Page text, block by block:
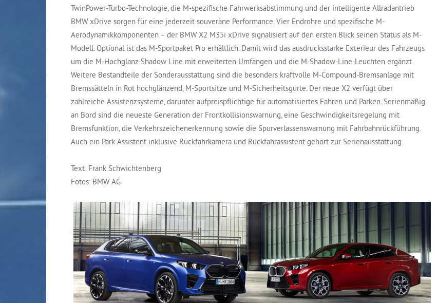
TwinPower-Turbo-Technologie, die M-spezifische Fahrwerksabstimmung und der intelligente Allradantrieb
BMW xDrive sorgen für eine jederzeit souveräne Performance. Vier Endrohre und spezifische M-
Aerodynamikkomponenten – der BMW X2 M35i xDrive signalisiert auf den ersten Blick seinen Status als M-
Modell. Optional ist das M-Sportpaket Pro erhältlich. Damit wird das ausdrucksstarke Exterieur des Fahrzeugs
um die M-Hochglanz-Shadow Line mit erweiterten Umfängen und die M-Shadow-Line-Leuchten ergänzt.
Weitere Bestandteile der Sonderausstattung sind die besonders kraftvolle M-Compound-Bremsanlage mit
Bremssätteln in Rot hochglänzend, M-Sportsitze und M-Sicherheitsgurte. Der neue X2 verfügt über
zahlreiche Assistenzsysteme, darunter aufpreispflichtige für automatisiertes Fahren und Parken. Serienmäßig
an Bord sind die neueste Generation der Frontkollisionswarnung, eine Geschwindigkeitsregelung mit
Bremsfunktion, die Verkehrszeichenerkennung sowie die Spurverlassenswarnung mit Fahrbahnrückführung.
Auch ein Park-Assistent inklusive Rückfahrkamera und Rückfahrassistent gehört zur Serienausstattung.
Text: Frank Schwichtenberg
Fotos: BMW AG